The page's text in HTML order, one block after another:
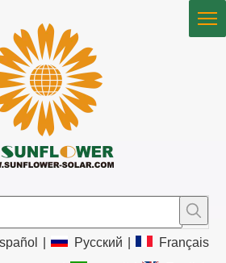
Pусский
Français